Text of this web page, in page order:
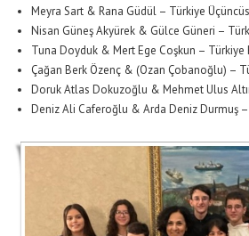
Meyra Sart & Rana Güdül – Türkiye
Nisan Güneş Akyürek & Gülce Güneri –
Tuna Doyduk & Mert Ege Coşkun – Türkiye
Çağan Berk Özenç & (Ozan Çobanoğlu) –
Doruk Atlas Dokuzoğlu & Mehmet Ulus
Deniz Ali Caferoğlu & Arda Deniz Durmuş